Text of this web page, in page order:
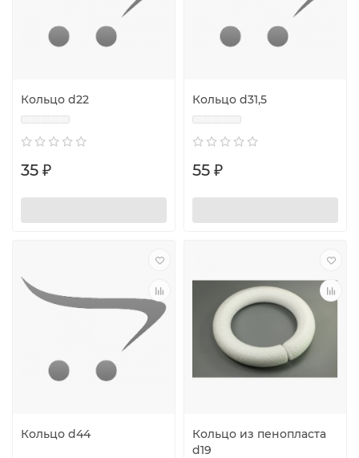
Кольцо d22
35 ₽
Кольцо d31,5
55 ₽
Кольцо d44
Кольцо из пенопласта
d19